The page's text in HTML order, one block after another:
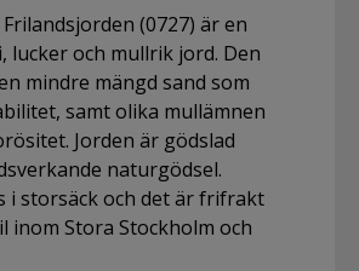
(0727) är en
lucker och mullrik jord. Den
mindre mängd sand som
samt olika mullämnen
Jorden är gödslad
naturgödsel.
i storsäck och det är frifrakt
inom Stora Stockholm och